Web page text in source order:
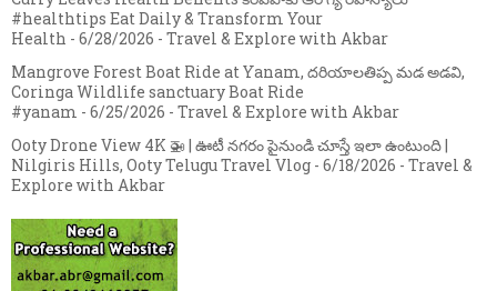
#healthtips Eat Daily & Transform Your
Health - 6/28/2026 - Travel & Explore with Akbar
Mangrove Forest Boat Ride at Yanam, దరియాలతిప్ప మడ అడవి,
Coringa Wildlife sanctuary Boat Ride
#yanam - 6/25/2026 - Travel & Explore with Akbar
Ooty Drone View 4K 🚁 | ఊటీ నగరం పైనుండి చూస్తే ఇలా ఉంటుంది |
Nilgiris Hills, Ooty Telugu Travel Vlog - 6/18/2026 - Travel &
Explore with Akbar